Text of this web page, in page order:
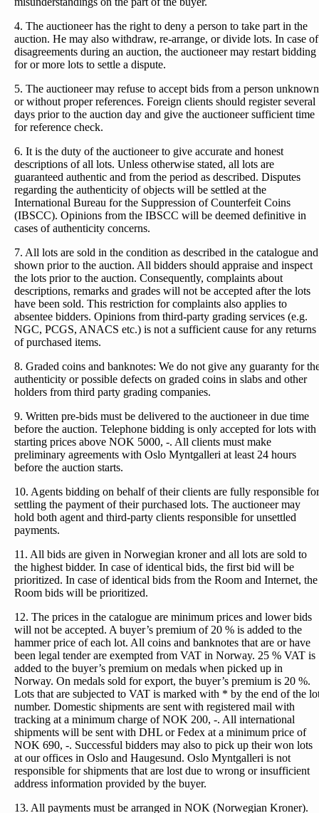
4. The auctioneer has the right to deny a person to take part in the
auction. He may also withdraw, re-arrange, or divide lots. In case of
disagreements during an auction, the auctioneer may restart bidding
for or more lots to settle a dispute.
5. The auctioneer may refuse to accept bids from a person unknown
or without proper references. Foreign clients should register several
days prior to the auction day and give the auctioneer sufficient time
for reference check.
6. It is the duty of the auctioneer to give accurate and honest
descriptions of all lots. Unless otherwise stated, all lots are
guaranteed authentic and from the period as described. Disputes
regarding the authenticity of objects will be settled at the
International Bureau for the Suppression of Counterfeit Coins
(IBSCC). Opinions from the IBSCC will be deemed definitive in
cases of authenticity concerns.
7. All lots are sold in the condition as described in the catalogue and
shown prior to the auction. All bidders should appraise and inspect
the lots prior to the auction. Consequently, complaints about
descriptions, remarks and grades will not be accepted after the lots
have been sold. This restriction for complaints also applies to
absentee bidders. Opinions from third-party grading services (e.g.
NGC, PCGS, ANACS etc.) is not a sufficient cause for any returns
of purchased items.
8. Graded coins and banknotes: We do not give any guaranty for
authenticity or possible defects on graded coins in slabs and other
holders from third party grading companies.
9. Written pre-bids must be delivered to the auctioneer in due time
before the auction. Telephone bidding is only accepted for lots with
starting prices above NOK 5000, -. All clients must make
preliminary agreements with Oslo Myntgalleri at least 24 hours
before the auction starts.
10. Agents bidding on behalf of their clients are fully responsible for
settling the payment of their purchased lots. The auctioneer may
hold both agent and third-party clients responsible for unsettled
payments.
11. All bids are given in Norwegian kroner and all lots are sold to
the highest bidder. In case of identical bids, the first bid will be
prioritized. In case of identical bids from the Room and Internet, the
Room bids will be prioritized.
12. The prices in the catalogue are minimum prices and lower bids
will not be accepted. A buyer’s premium of 20 % is added to the
hammer price of each lot. All coins and banknotes that are or have
been legal tender are exempted from VAT in Norway. 25 % VAT is
added to the buyer’s premium on medals when picked up in
Norway. On medals sold for export, the buyer’s premium is 20 %.
Lots that are subjected to VAT is marked with * by the end of the
number. Domestic shipments are sent with registered mail with
tracking at a minimum charge of NOK 200, -. All international
shipments will be sent with DHL or Fedex at a minimum price of
NOK 690, -. Successful bidders may also to pick up their won lots
at our offices in Oslo and Haugesund. Oslo Myntgalleri is not
responsible for shipments that are lost due to wrong or insufficient
address information provided by the buyer.
13. All payments must be arranged in NOK (Norwegian Kroner).